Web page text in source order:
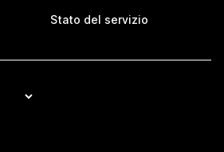
Stato del servizio